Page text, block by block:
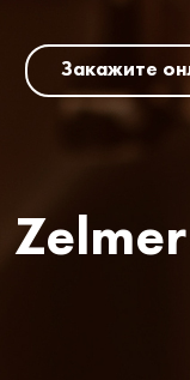
Закажите